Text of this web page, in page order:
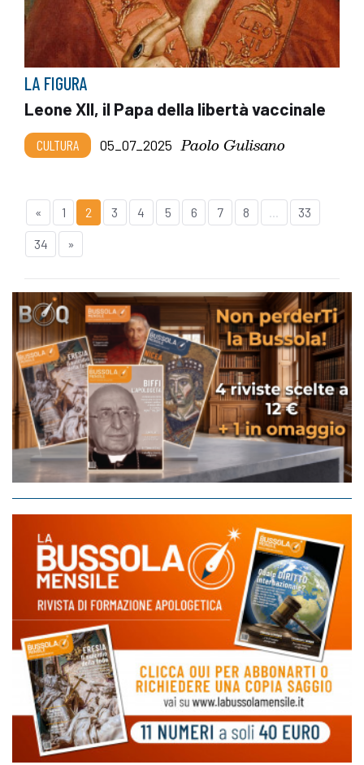
LA FIGURA
Leone XII, il Papa della libertà vaccinale
CULTURA 05_07_2025 Paolo Gulisano
« 1 2 3 4 5 6 7 8 ... 33
34 »